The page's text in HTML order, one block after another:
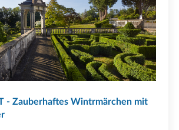
- Zauberhaftes Wintrmärchen mit